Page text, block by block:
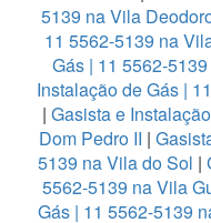
5139 na Vila
11 5562-5139 na
Gás | 11 5562-
Instalação de Gás |
| Gasista e
Dom Pedro II |
5139 na Vila do Sol |
5562-5139 na Vila
Gás | 11 5562-5139